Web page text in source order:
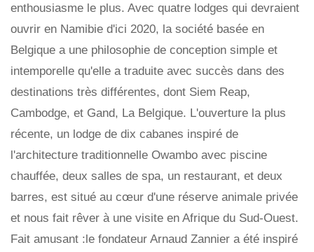
enthousiasme le plus. Avec quatre lodges qui devraient
ouvrir en Namibie d'ici 2020, la société basée en
Belgique a une philosophie de conception simple et
intemporelle qu'elle a traduite avec succès dans des
destinations très différentes, dont Siem Reap,
Cambodge, et Gand, La Belgique. L'ouverture la plus
récente, un lodge de dix cabanes inspiré de
l'architecture traditionnelle Owambo avec piscine
chauffée, deux salles de spa, un restaurant, et deux
barres, est situé au cœur d'une réserve animale privée
et nous fait rêver à une visite en Afrique du Sud-Ouest.
Fait amusant :le fondateur Arnaud Zannier a été inspiré